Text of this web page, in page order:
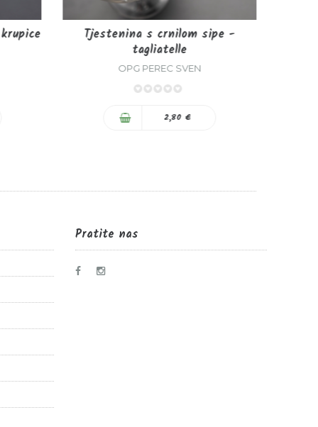
Tjestenina s crnilom sipe -
tagliatelle
OPG PEREC SVEN
2,80 €
Pratite nas